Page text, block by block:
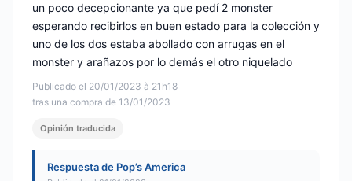
Publicado el 20/01/2023 à 21h18
tras una compra de 13/01/2023
un poco decepcionante ya que pedí 2 monster
esperando recibirlos en buen estado para la colección y
uno de los dos estaba abollado con arrugas en el
monster y arañazos por lo demás el otro niquelado
Opinión traducida
Respuesta de Pop’s America